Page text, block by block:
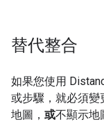
替代整合
如果您使用
或步驟，就必須變
地圖， 或不顯示地